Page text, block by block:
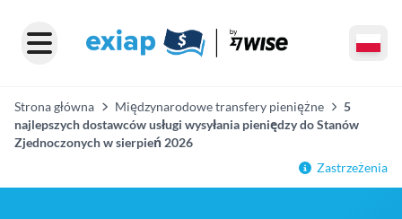
Strona główna Międzynarodowe transfery pieniężne
5
najlepszych dostawców usługi wysyłania pieniędzy do Stanów
Zjednoczonych w sierpień 2026
Zastrzeżenia